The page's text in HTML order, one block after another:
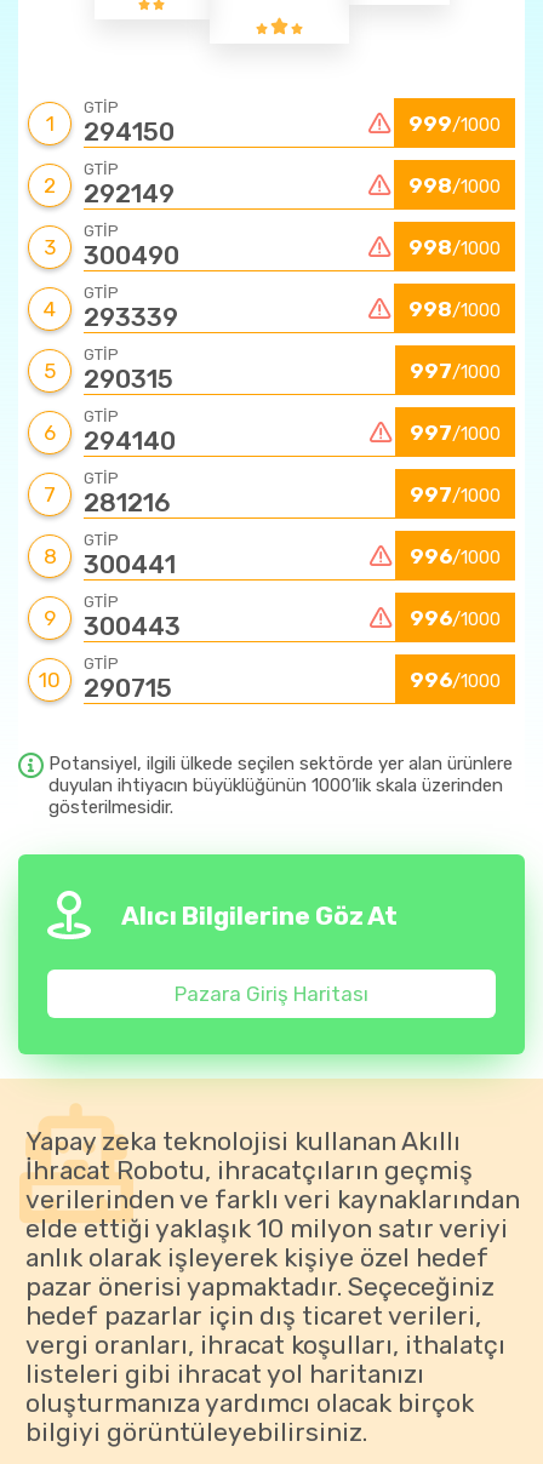
1
GTİP
294150 999/1000
2
GTİP
292149 998/1000
3
GTİP
300490 998/1000
4
GTİP
293339 998/1000
5
GTİP
290315 997/1000
6
GTİP
294140 997/1000
7
GTİP
281216 997/1000
8
GTİP
300441 996/1000
9
GTİP
300443 996/1000
10
GTİP
290715 996/1000
Potansiyel, ilgili ülkede seçilen sektörde yer alan ürünlere
duyulan ihtiyacın büyüklüğünün 1000’lik skala üzerinden
gösterilmesidir.
Alıcı Bilgilerine Göz At
Pazara Giriş Haritası
Yapay zeka teknolojisi kullanan Akıllı
İhracat Robotu, ihracatçıların geçmiş
verilerinden ve farklı veri kaynaklarından
elde ettiği yaklaşık 10 milyon satır veriyi
anlık olarak işleyerek kişiye özel hedef
pazar önerisi yapmaktadır. Seçeceğiniz
hedef pazarlar için dış ticaret verileri,
vergi oranları, ihracat koşulları, ithalatçı
listeleri gibi ihracat yol haritanızı
oluşturmanıza yardımcı olacak birçok
bilgiyi görüntüleyebilirsiniz.